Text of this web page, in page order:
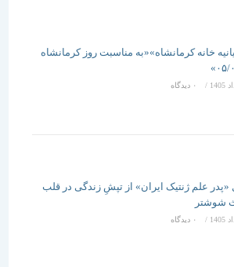
کرمانشاه»«به مناسبت روز کرمانشاه
۰ دیدگاه
ژنتیک ایران» از تپشِ زندگی در قلب
۰ دیدگاه